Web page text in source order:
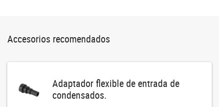
Accesorios recomendados
Adaptador flexible de entrada de
condensados.